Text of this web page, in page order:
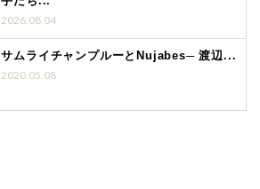
2026.08.04
サムライチャンプルーとNujabes─ 渡辺...
2020.05.08